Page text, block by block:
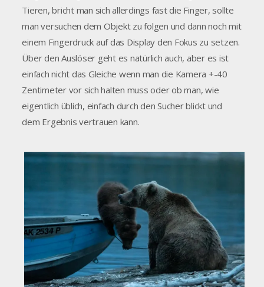
Tieren, bricht man sich allerdings fast die Finger, sollte
man versuchen dem Objekt zu folgen und dann noch mit
einem Fingerdruck auf das Display den Fokus zu setzen.
Über den Auslöser geht es natürlich auch, aber es ist
einfach nicht das Gleiche wenn man die Kamera +-40
Zentimeter vor sich halten muss oder ob man, wie
eigentlich üblich, einfach durch den Sucher blickt und
dem Ergebnis vertrauen kann.